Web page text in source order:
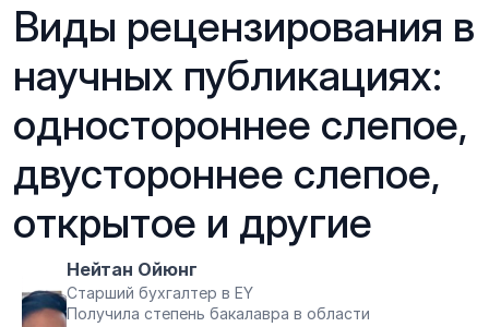
Виды рецензирования в
научных публикациях:
одностороннее слепое,
двустороннее слепое,
открытое и другие
Нейтан Ойюнг
Старший бухгалтер в EY
Получила степень бакалавра в области